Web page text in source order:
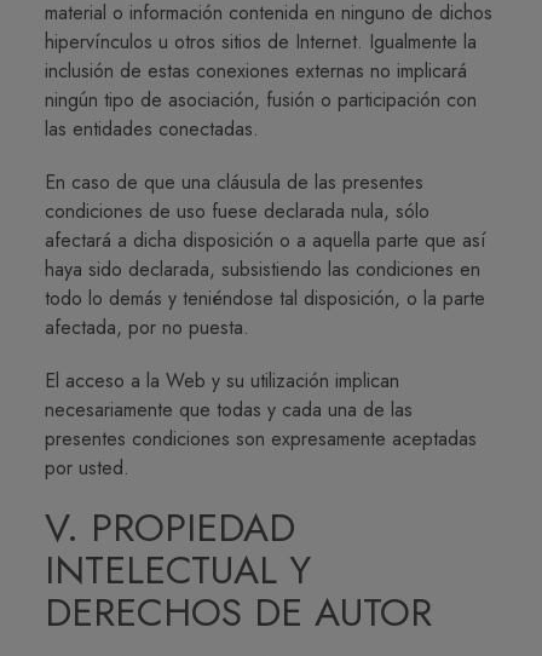
material o información contenida en ninguno de dichos
hipervínculos u otros sitios de Internet. Igualmente la
inclusión de estas conexiones externas no implicará
ningún tipo de asociación, fusión o participación con
las entidades conectadas.
En caso de que una cláusula de las presentes
condiciones de uso fuese declarada nula, sólo
afectará a dicha disposición o a aquella parte que así
haya sido declarada, subsistiendo las condiciones en
todo lo demás y teniéndose tal disposición, o la parte
afectada, por no puesta.
El acceso a la Web y su utilización implican
necesariamente que todas y cada una de las
presentes condiciones son expresamente aceptadas
por usted.
V. PROPIEDAD
INTELECTUAL Y
DERECHOS DE AUTOR